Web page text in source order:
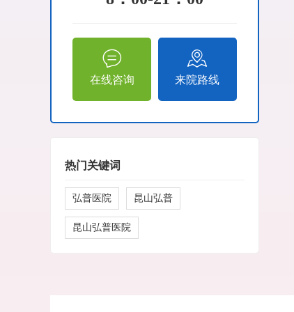
在线咨询 来院路线
热门关键词
弘普医院 昆山弘普
昆山弘普医院